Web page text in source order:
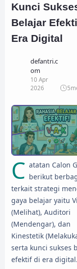
Kunci
Belajar
Era Digital
defantri.c
om
10 Apr
2026
5
C atatan Calon
berikut
terkait strategi
gaya belajar yaitu
(Melihat), Auditori
(Mendengar), dan
Kinestetik
serta kunci sukses
efektif di era digital.